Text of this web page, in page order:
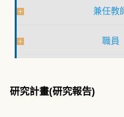
兼任教
職員
研究計畫(研究報告)